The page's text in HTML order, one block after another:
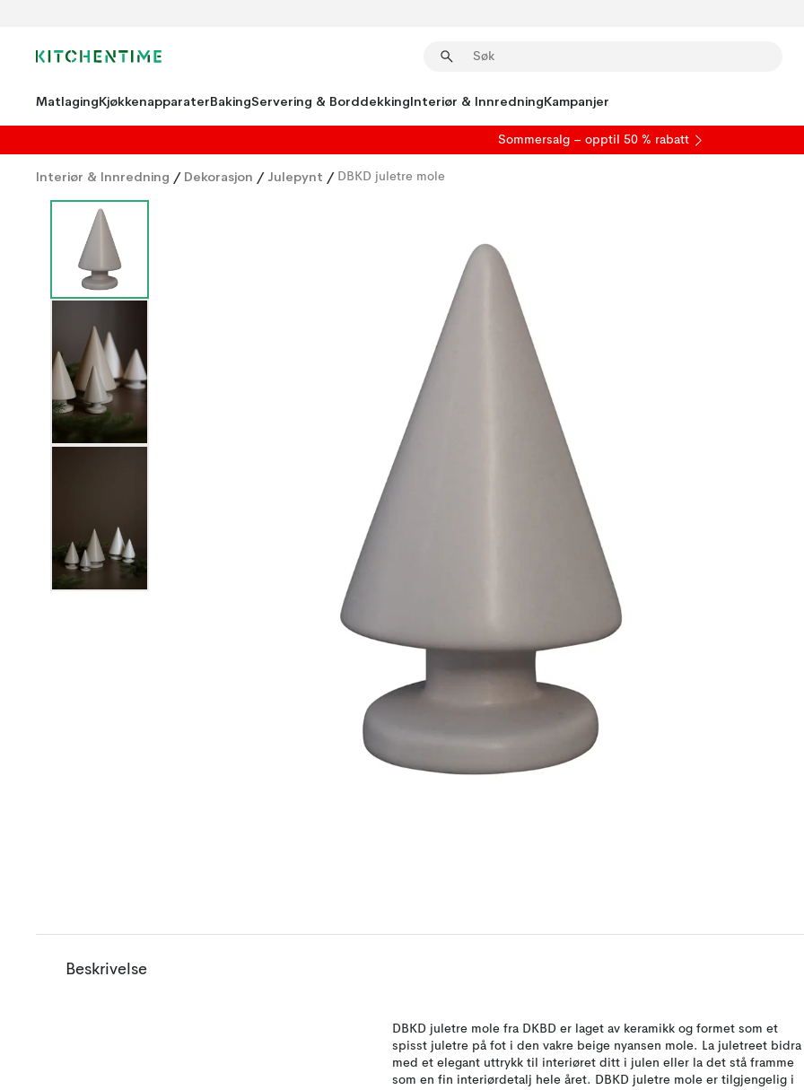
MatlagingKjøkkenapparaterBakingServering & BorddekkingInteriør & InnredningKampanjer
Sommersalg – opptil 50 % rabatt
Interiør & Innredning / Dekorasjon / Julepynt / DBKD juletre mole
Beskrivelse
DBKD juletre mole fra DKBD er laget av keramikk og formet som et
spisst juletre på fot i den vakre beige nyansen mole. La juletreet bidra
med et elegant uttrykk til interiøret ditt i julen eller la det stå framme
som en fin interiørdetalj hele året. DBKD juletre mole er tilgjengelig i